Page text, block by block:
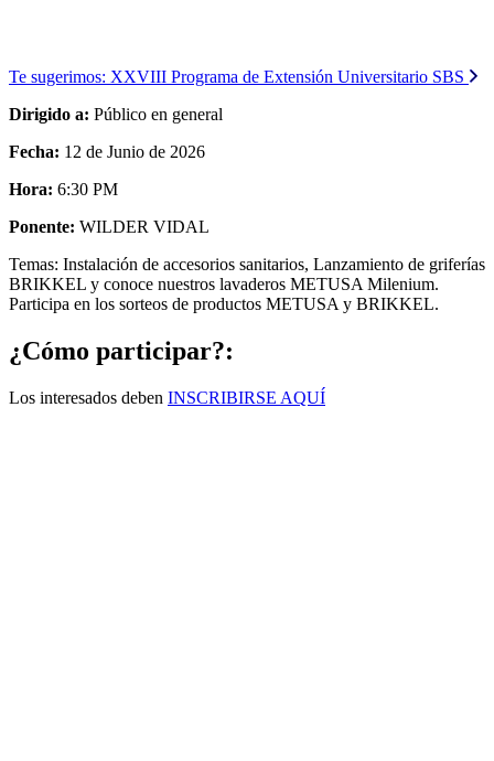
Te sugerimos: XXVIII Programa de Extensión Universitario SBS
Dirigido a: Público en general
Fecha: 12 de Junio de 2026
Hora: 6:30 PM
Ponente: WILDER VIDAL
Temas: Instalación de accesorios sanitarios, Lanzamiento de griferías
BRIKKEL y conoce nuestros lavaderos METUSA Milenium.
Participa en los sorteos de productos METUSA y BRIKKEL.
¿Cómo participar?:
Los interesados deben INSCRIBIRSE AQUÍ